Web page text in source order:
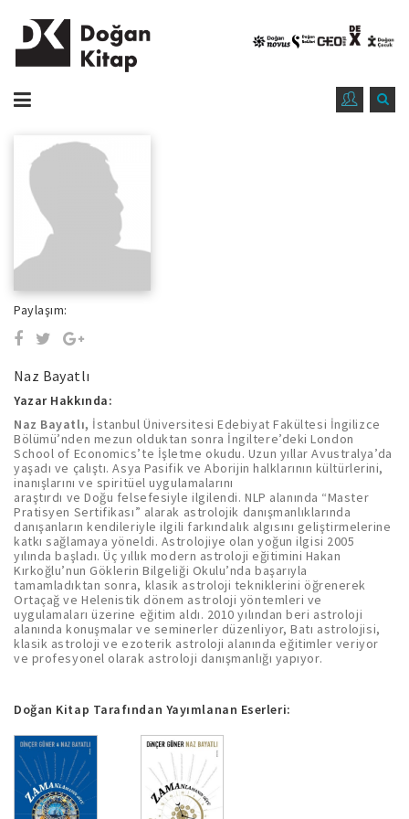
Paylaşım:
Naz Bayatlı
Yazar Hakkında:
Naz Bayatlı, İstanbul Üniversitesi Edebiyat Fakültesi İngilizce
Bölümü’nden mezun olduktan sonra İngiltere’deki London
School of Economics’te İşletme okudu. Uzun yıllar Avustralya’da
yaşadı ve çalıştı. Asya Pasifik ve Aborijin halklarının kültürlerini,
inanışlarını ve spiritüel uygulamalarını
araştırdı ve Doğu felsefesiyle ilgilendi. NLP alanında “Master
Pratisyen Sertifikası” alarak astrolojik danışmanlıklarında
danışanların kendileriyle ilgili farkındalık algısını geliştirmelerine
katkı sağlamaya yöneldi. Astrolojiye olan yoğun ilgisi 2005
yılında başladı. Üç yıllık modern astroloji eğitimini Hakan
Kırkoğlu’nun Göklerin Bilgeliği Okulu’nda başarıyla
tamamladıktan sonra, klasik astroloji tekniklerini öğrenerek
Ortaçağ ve Helenistik dönem astroloji yöntemleri ve
uygulamaları üzerine eğitim aldı. 2010 yılından beri astroloji
alanında konuşmalar ve seminerler düzenliyor, Batı astrolojisi,
klasik astroloji ve ezoterik astroloji alanında eğitimler veriyor
ve profesyonel olarak astroloji danışmanlığı yapıyor.
Doğan Kitap Tarafından Yayımlanan Eserleri: